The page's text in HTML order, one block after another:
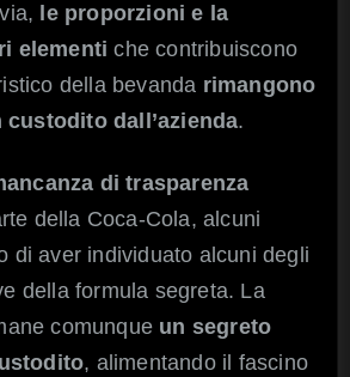
le proporzioni e la
elementi che contribuiscono
della bevanda rimangono
dall’azienda.
di trasparenza
della Coca-Cola, alcuni
di aver individuato alcuni degli
della formula segreta. La
comunque un segreto
, alimentando il fascino